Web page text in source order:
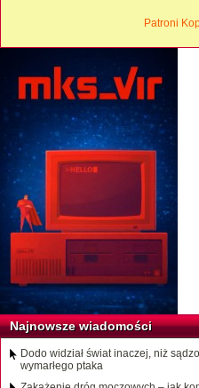
Patroni
Najnowsze wiadomości
Dodo widział świat inaczej, niż
wymarłego ptaka